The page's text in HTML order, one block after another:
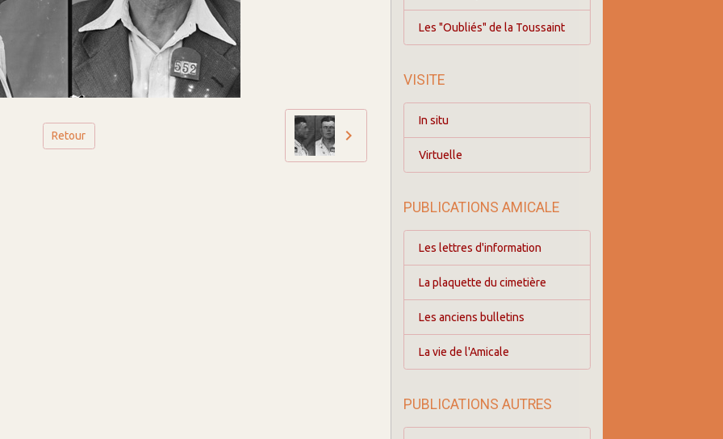
Retour
Les "Oubliés" de la Toussaint
VISITE
In situ
Virtuelle
PUBLICATIONS AMICALE
Les lettres d'information
La plaquette du cimetière
Les anciens bulletins
La vie de l'Amicale
PUBLICATIONS AUTRES